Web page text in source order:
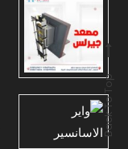
Back To Top